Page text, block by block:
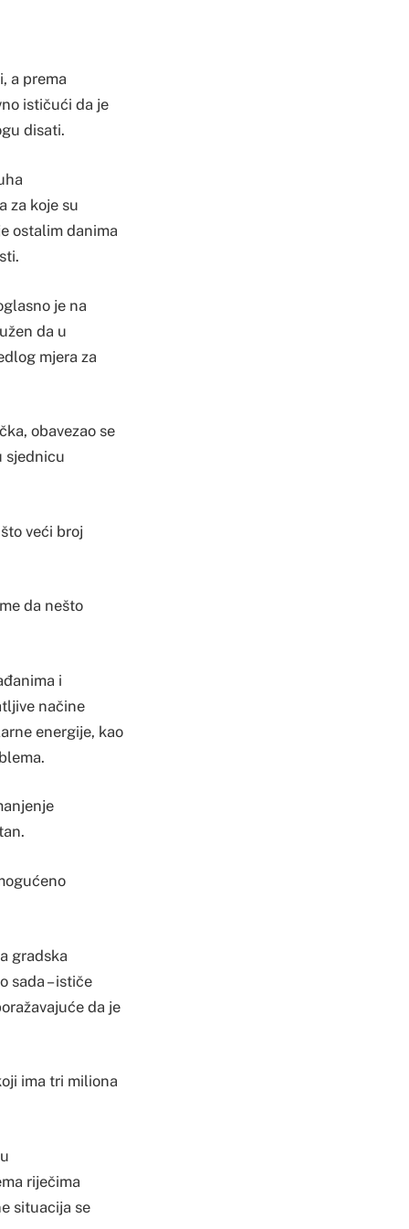
a prema
ističući da je
disati.
za koje su
ostalim danima
je na
da u
mjera za
obavezao se
sjednicu
veći broj
da nešto
i
načine
energije, kao
gradska
sada – ističe
da je
ima tri miliona
riječima
situacija se